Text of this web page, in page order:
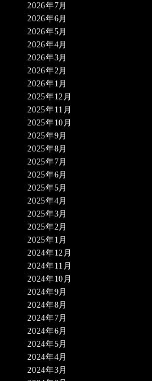
2026年7月
2026年6月
2026年5月
2026年4月
2026年3月
2026年2月
2026年1月
2025年12月
2025年11月
2025年10月
2025年9月
2025年8月
2025年7月
2025年6月
2025年5月
2025年4月
2025年3月
2025年2月
2025年1月
2024年12月
2024年11月
2024年10月
2024年9月
2024年8月
2024年7月
2024年6月
2024年5月
2024年4月
2024年3月